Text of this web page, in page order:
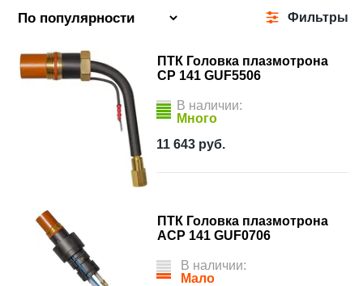
Фильтры
ПТК Головка плазмотрона
CP 141 GUF5506
В наличии:
Много
11 643 руб.
ПТК Головка плазмотрона
ACP 141 GUF0706
В наличии:
Мало